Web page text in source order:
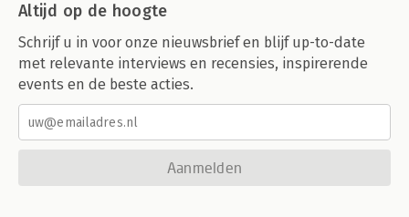
Altijd op de hoogte
Schrijf u in voor onze nieuwsbrief en blijf up-to-date
met relevante interviews en recensies, inspirerende
events en de beste acties.
Aanmelden